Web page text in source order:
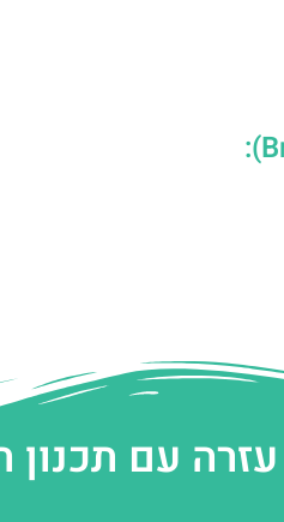
טירת ברוק (Bruck Castle):
עזרה עם